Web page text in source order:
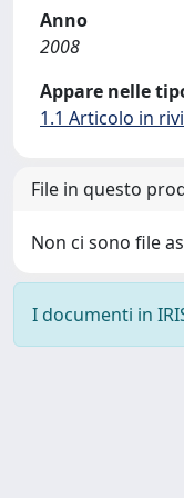
Anno
2008
Appare nelle
1.1 Articolo in
File in questo
Non ci sono file
I documenti in